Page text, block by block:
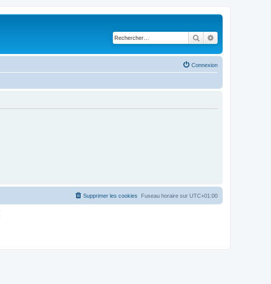
Rechercher
Connexion
Fuseau horaire sur UTC+01:00
Supprimer les cookies